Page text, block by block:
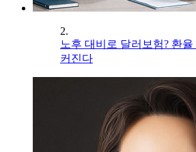
2.
노후 대비로 달러보험? 환
커진다